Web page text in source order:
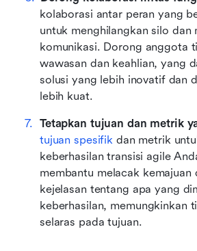
kolaborasi antar peran yang
untuk menghilangkan silo dan
komunikasi. Dorong anggota
wawasan dan keahlian, yang
solusi yang lebih inovatif dan
lebih kuat.
Tetapkan tujuan dan metrik
tujuan spesifik dan metrik
keberhasilan transisi agile
membantu melacak kemajuan
kejelasan tentang apa yang
keberhasilan, memungkinkan
selaras pada tujuan.